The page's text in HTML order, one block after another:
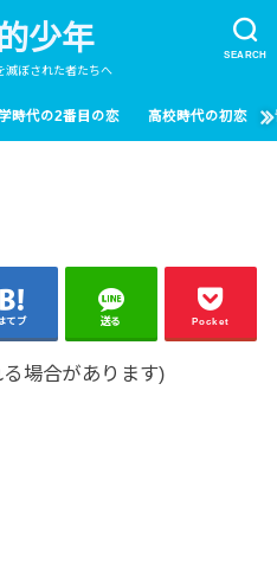
SEARCH
少年
滅ぼされた者たちへ
時代の2番目の恋 高校時代の初恋
てブ 送る Pocket
場合があります)